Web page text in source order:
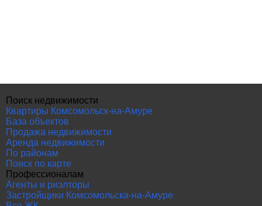
Поиск недвижимости
Квартиры Комсомольск-на-Амуре
База объектов
Продажа недвижимости
Аренда недвижимости
По районам
Поиск по карте
Профессионалам
Агенты и риэлторы
Застройщики Комсомольска-на-Амуре